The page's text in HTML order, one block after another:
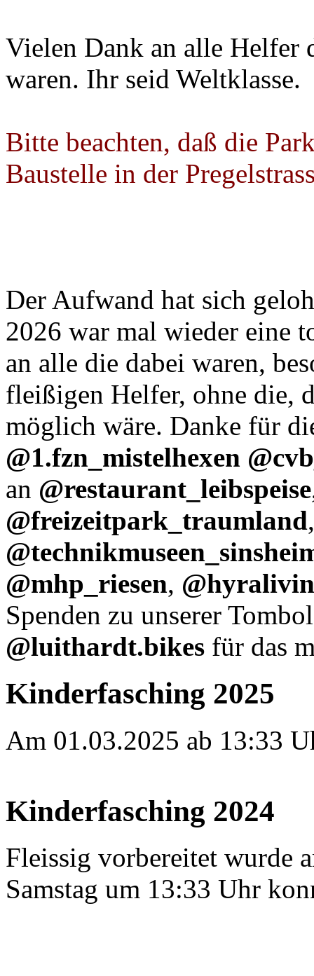
Vielen Dank an alle Helfer
waren. Ihr seid Weltklasse.
Bitte beachten, daß die
Baustelle in der
Der Aufwand hat sich
2026 war mal wieder eine
an alle die dabei waren,
fleißigen Helfer, ohne die,
möglich wäre. Danke für
@1.fzn_mistelhexen
an @restaurant_leibspeise
@freizeitpark_traumland
@mhp_riesen,
Spenden zu unserer
@luithardt.bikes für das
Kinderfasching 2025
Am 01.03.2025 ab 13:33
Kinderfasching 2024
Fleissig vorbereitet wurde
Samstag um 13:33 Uhr